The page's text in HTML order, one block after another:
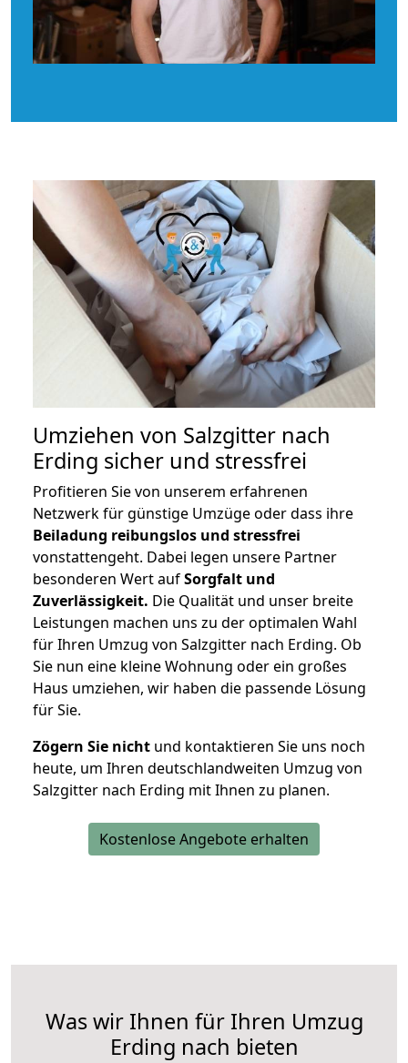
Umziehen von Salzgitter nach
Erding sicher und stressfrei
Profitieren Sie von unserem erfahrenen
Netzwerk für günstige Umzüge oder dass ihre
Beiladung reibungslos und stressfrei
vonstattengeht. Dabei legen unsere Partner
besonderen Wert aufSorgfalt und
Zuverlässigkeit. Die Qualität und unser breite
Leistungen machen uns zu der optimalen Wahl
für Ihren Umzug von Salzgitter nach Erding. Ob
Sie nun eine kleine Wohnung oder ein großes
Haus umziehen, wir haben die passende Lösung
für Sie.
Zögern Sie nicht und kontaktieren Sie uns noch
heute, um Ihren deutschlandweiten Umzug von
Salzgitter nach Erding mit Ihnen zu planen.
Kostenlose Angebote erhalten
Was wir Ihnen für Ihren Umzug
Erding nach bieten